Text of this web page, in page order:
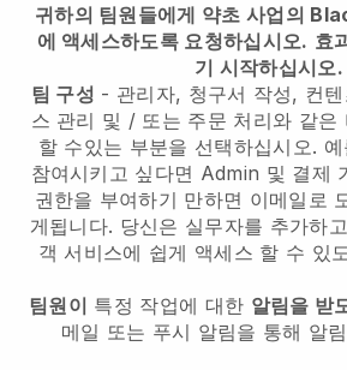
귀하의 팀원들에게 약초 사업의
에 액세스하도록 요청하십시오. 효
기 시작하십시오.
팀 구성 - 관리자, 청구서 작성, 컨
스 관리 및 / 또는 주문 처리와 같은
할 수있는 부분을 선택하십시오.
참여시키고 싶다면 Admin 및 결제
권한을 부여하기 만하면 이메일로
게됩니다. 당신은 실무자를 추가하
객 서비스에 쉽게 액세스 할 수 있
팀원이 특정 작업에 대한 알림을 받
메일 또는 푸시 알림을 통해 알